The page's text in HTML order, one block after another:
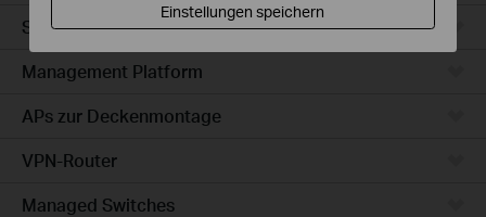
Software
Management Platform
APs zur Deckenmontage
VPN-Router
Managed Switches
Einstellungen speichern